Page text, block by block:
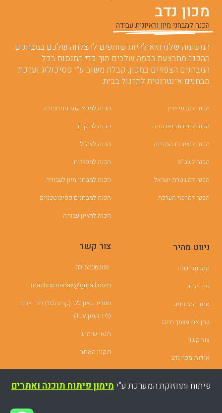
מכון נדב
הכנה למבחני מיון וראיונות עבודה
המשימה שלנו היא להיות שותפים להצלחה שלכם במבחנים.
ההכנה מתבצעת בכמה שלבים תוך כדי התנסות בכל
המבחנים הצפויים במכון, קבלת משוב ע”י פסיכולוג וערכת
מבחנים אינטרנטית לתרגול בבית.
הכנה למכוני מיון
הכנה לחברות וארגונים
הכנה לנציבות המדינה
הכנה לשב"ס
הכנה למשטרת ישראל
הכנה למרכזי הערכה
הכנה למקצועות התחבורה
הכנה לבנקים
הכנה לצה”ל
הכנה למכללות
הכנה למבחני מיון לעבודה
הכנה למבחנים פסיכוטכניים
הכנה לראיון עבודה
ניווט מהיר
ההכנות שלנו
פורומים
אתר המבחנים
בחן את עצמך חינם
צור קשר
אודות מכון נדב
צור קשר
03-6206306
machon.nadav@gmail.com
סעדיה גאון 22- (קומה 10) תל- אביב
(ליד קניון TLV)
תנאי שימוש
תקנון האתר
פיתוח ותחזוקת המערכת ע"ימימון פיתוח תוכנה ואתרים